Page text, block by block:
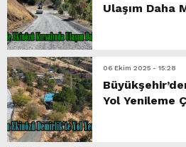
Ulaşım Daha
06 Ekim 2025 - 15:28
Yol Yenileme